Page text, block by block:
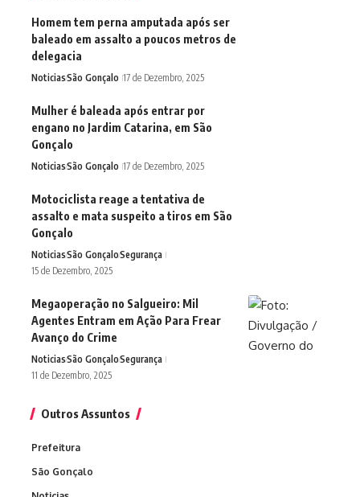
Homem tem perna amputada após ser
baleado em assalto a poucos metros de
delegacia
NoticiasSão Gonçalo 17 de Dezembro, 2025
Mulher é baleada após entrar por
engano no Jardim Catarina, em São
Gonçalo
NoticiasSão Gonçalo 17 de Dezembro, 2025
Motociclista reage a tentativa de
assalto e mata suspeito a tiros em São
Gonçalo
NoticiasSão GonçaloSegurança
15 de Dezembro, 2025
Megaoperação no Salgueiro: Mil
Agentes Entram em Ação Para Frear
Avanço do Crime
NoticiasSão GonçaloSegurança
11 de Dezembro, 2025
Outros Assuntos
Prefeitura
São Gonçalo